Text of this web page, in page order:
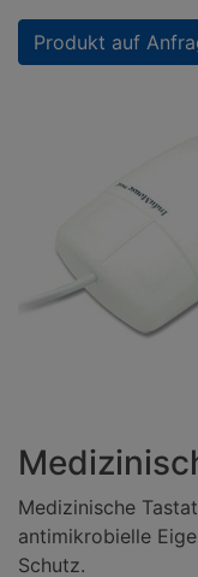
Produkt auf
Medizinische
antimikrobielle
Schutz.